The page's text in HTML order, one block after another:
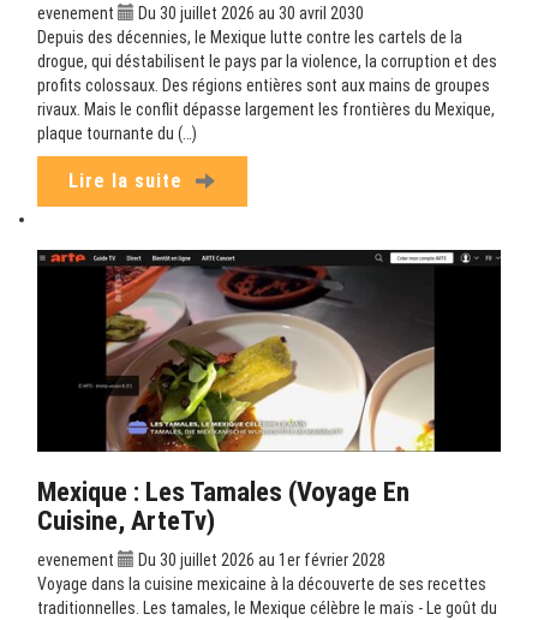
evenement
Du 30 juillet 2026 au 30 avril 2030
Depuis des décennies, le Mexique lutte contre les cartels de la
drogue, qui déstabilisent le pays par la violence, la corruption et des
profits colossaux. Des régions entières sont aux mains de groupes
rivaux. Mais le conflit dépasse largement les frontières du Mexique,
plaque tournante du (…)
Lire la suite
Mexique : Les Tamales (Voyage En
Cuisine, ArteTv)
evenement
Du 30 juillet 2026 au 1er février 2028
Voyage dans la cuisine mexicaine à la découverte de ses recettes
traditionnelles. Les tamales, le Mexique célèbre le maïs - Le goût du